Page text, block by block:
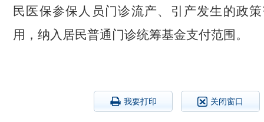
民医保参保人员门诊流产、引产发生的政
用，纳入居民普通门诊统筹基金支付范围。
我要打印 关闭窗口